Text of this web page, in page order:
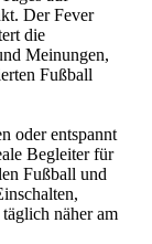
Der Fever
die
Meinungen,
Fußball
oder entspannt
Begleiter für
Fußball und
näher am